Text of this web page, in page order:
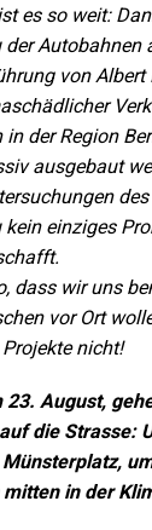
es so weit:
Autobahnen
von
der Region
ausgebaut
kein einziges
dass wir uns
vor Ort
nicht!
August,
die Strasse:
in der